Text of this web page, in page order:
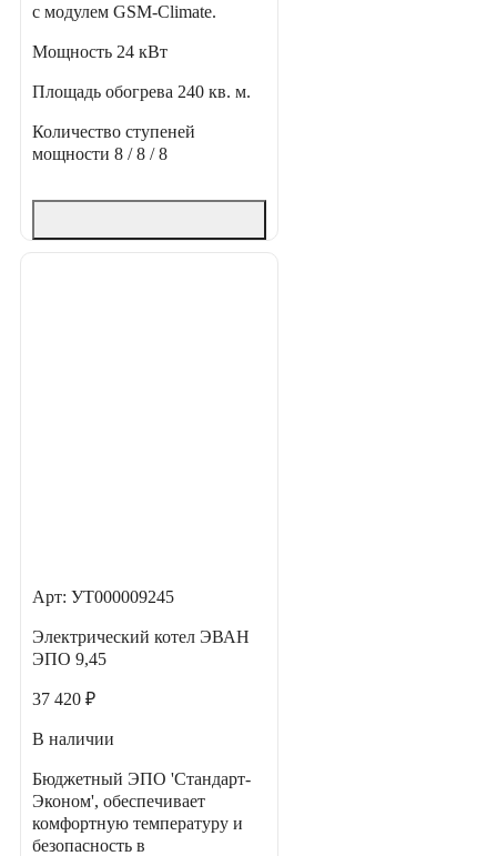
с модулем GSM-Climate.
Мощность 24 кВт
Площадь обогрева 240 кв. м.
Количество ступеней
мощности 8 / 8 / 8
Арт: УТ000009245
Электрический котел ЭВАН
ЭПО 9,45
37 420 ₽
В наличии
Бюджетный ЭПО 'Стандарт-
Эконом', обеспечивает
комфортную температуру и
безопасность в